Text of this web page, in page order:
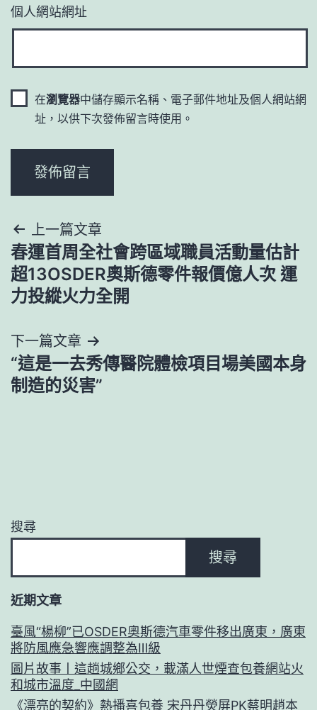
個人網站網址
在瀏覽器中儲存顯示名稱、電子郵件地址及個人網站網
址，以供下次發佈留言時使用。
文
章
導
覽
上一篇文章
春運首周全社會跨區域職員活動量估計
超13OSDER奧斯德零件報價億人次 運
力投縱火力全開
下一篇文章
“這是一去秀傳醫院體檢項目場美國本身
制造的災害”
搜尋
搜尋
近期文章
臺風“楊柳”已OSDER奧斯德汽車零件移出廣東，廣東
將防風應急響應調整為Ⅲ級
圖片故事丨這趟城鄉公交，載滿人世煙查包養網站火
和城市溫度_中國網
《漂亮的契約》熱播喜包養 宋丹丹熒屏PK蔡明趙本